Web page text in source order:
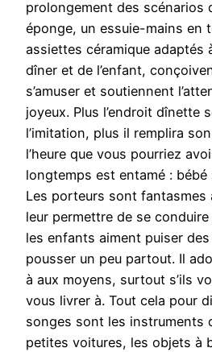
prolongement des scénarios
éponge, un essuie-mains en
assiettes céramique adaptés
dîner et de l’enfant,
s’amuser et soutiennent
joyeux. Plus l’endroit dînette
l’imitation, plus il remplira
l’heure que vous pourriez
longtemps est entamé : bébé
Les porteurs sont fantasmes
leur permettre de se conduire
les enfants aiment puiser
pousser un peu partout. Il
à aux moyens, surtout s’ils
vous livrer à. Tout cela pour
songes sont les instruments
petites voitures, les objets à